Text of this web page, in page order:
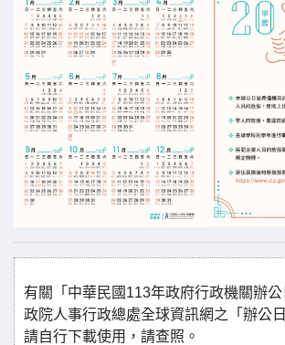
有關「中華民國113年政府行政機關辦
政院人事行政總處全球資訊網之「辦公
請自行下載使用，請查照。